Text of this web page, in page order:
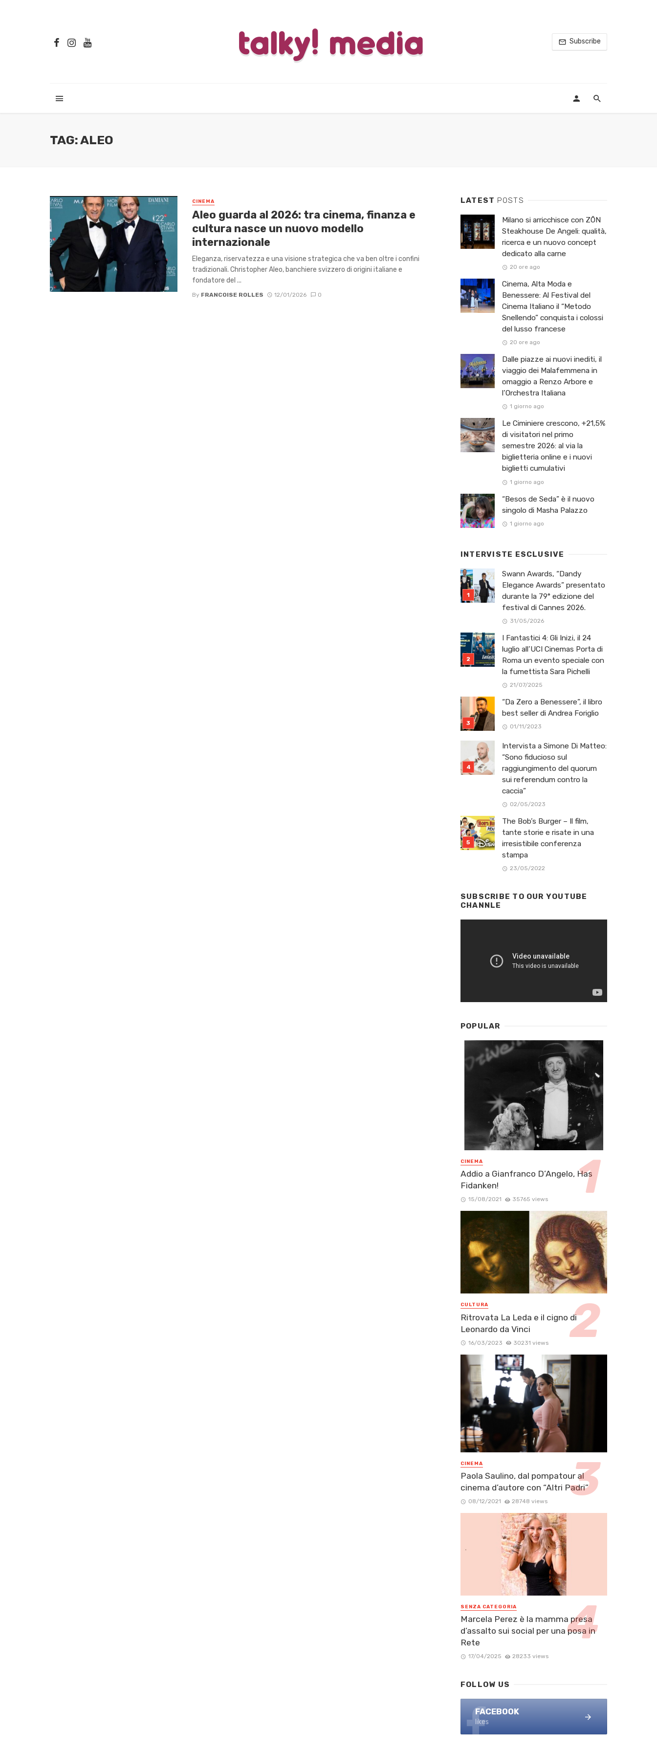
Subscribe
TAG: ALEO
CINEMA
Aleo guarda al 2026: tra cinema, finanza e
cultura nasce un nuovo modello
internazionale
Eleganza, riservatezza e una visione strategica che va ben oltre i confini
tradizionali. Christopher Aleo, banchiere svizzero di origini italiane e
fondatore del ...
By FRANCOISE ROLLES 12/01/2026 0
LATEST POSTS
Milano si arricchisce con ZŌN
Steakhouse De Angeli: qualità,
ricerca e un nuovo concept
dedicato alla carne
20 ore ago
Cinema, Alta Moda e
Benessere: Al Festival del
Cinema Italiano il “Metodo
Snellendo” conquista i colossi
del lusso francese
20 ore ago
Dalle piazze ai nuovi inediti, il
viaggio dei Malafemmena in
omaggio a Renzo Arbore e
l’Orchestra Italiana ​
1 giorno ago
Le Ciminiere crescono, +21,5%
di visitatori nel primo
semestre 2026: al via la
biglietteria online e i nuovi
biglietti cumulativi
1 giorno ago
“Besos de Seda” è il nuovo
singolo di Masha Palazzo
1 giorno ago
INTERVISTE ESCLUSIVE
Swann Awards, “Dandy
Elegance Awards” presentato
durante la 79° edizione del
festival di Cannes 2026.
31/05/2026
I Fantastici 4: Gli Inizi, il 24
luglio all’UCI Cinemas Porta di
Roma un evento speciale con
la fumettista Sara Pichelli
21/07/2025
“Da Zero a Benessere”, il libro
best seller di Andrea Foriglio
01/11/2023
Intervista a Simone Di Matteo:
“Sono fiducioso sul
raggiungimento del quorum
sui referendum contro la
caccia”
02/05/2023
The Bob’s Burger – Il film,
tante storie e risate in una
irresistibile conferenza
stampa
23/05/2022
SUBSCRIBE TO OUR YOUTUBE
CHANNLE
POPULAR
CINEMA
Addio a Gianfranco D’Angelo, Has
Fidanken!
15/08/2021 35765 views
CULTURA
Ritrovata La Leda e il cigno di
Leonardo da Vinci
16/03/2023 30231 views
CINEMA
Paola Saulino, dal pompatour al
cinema d’autore con “Altri Padri”
08/12/2021 28748 views
SENZA CATEGORIA
Marcela Perez è la mamma presa
d’assalto sui social per una posa in
Rete
17/04/2025 28233 views
FOLLOW US
FACEBOOK
likes